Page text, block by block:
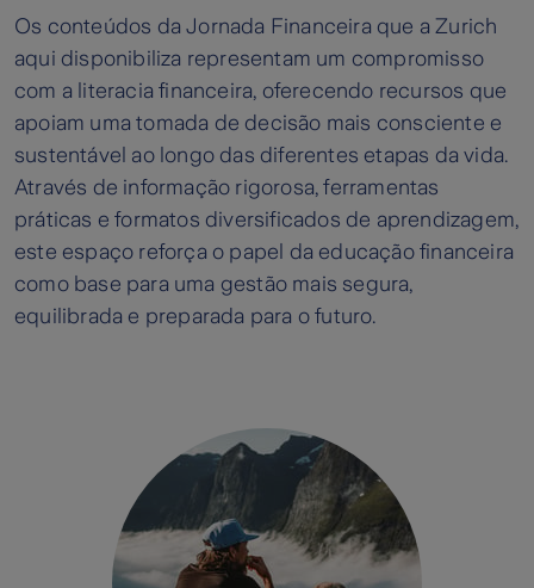
Os conteúdos da Jornada Financeira que a Zurich
aqui disponibiliza representam um compromisso
com a literacia financeira, oferecendo recursos que
apoiam uma tomada de decisão mais consciente e
sustentável ao longo das diferentes etapas da vida.
Através de informação rigorosa, ferramentas
práticas e formatos diversificados de aprendizagem,
este espaço reforça o papel da educação financeira
como base para uma gestão mais segura,
equilibrada e preparada para o futuro.